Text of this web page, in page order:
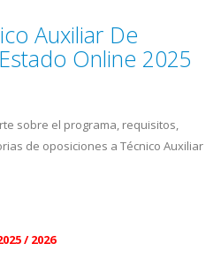
Auxiliar De
Online 2025
sobre el programa, requisitos,
de oposiciones a Técnico Auxiliar
/ 2026